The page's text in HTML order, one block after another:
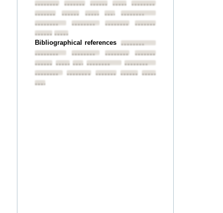
••••••••
•••••••• ••••••••••••••••••••••••
••••••••
••••••••••••••••••••••••••••••••
••••••••
•••••••• ••••••••
••••••••
••••••••••••••••
Bibliographical references ••••••••
••••••••
•••••••• ••••••••
••••••••
••••••••••••••••••••••••••••••••
••••••••
••••••••
•••••••• •••••••• ••••••••••••••••
••••••••